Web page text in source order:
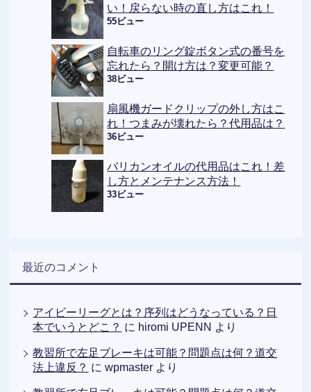
い！戻らない時の直し方はこれ！
55ビュー
自転車のリング錠ボタン式の番号を
忘れたら？開け方は？変更可能？
38ビュー
扇風機ガードクリップの外し方はこ
れ！つまみが壊れたら？代用品は？
36ビュー
バリカンオイルの代用品はこれ！差
し方とメンテナンス方法！
33ビュー
最近のコメント
アイビーリーグとは？序列はどうなっている？日
本でいうとどこ？ に hiromi UPENN より
教習所で左足ブレーキは可能？問題点は何？道交
法上違反？ にwpmaster より